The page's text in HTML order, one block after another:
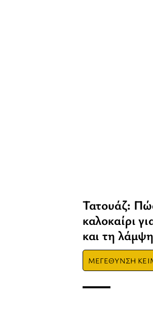
Τατουάζ:
καλοκαίρι
και τη
ΜΕΓΕΘΥΝΣΗ